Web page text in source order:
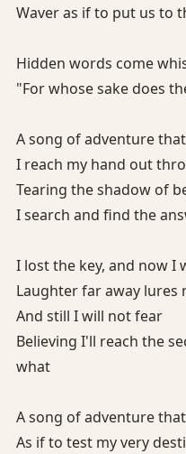
Waver as if to put us to
Hidden words come
"For whose sake does
A song of adventure
I reach my hand out
Tearing the shadow of
I search and find the
I lost the key, and now I
Laughter far away lures
And still I will not fear
Believing I'll reach the
what
A song of adventure
As if to test my very